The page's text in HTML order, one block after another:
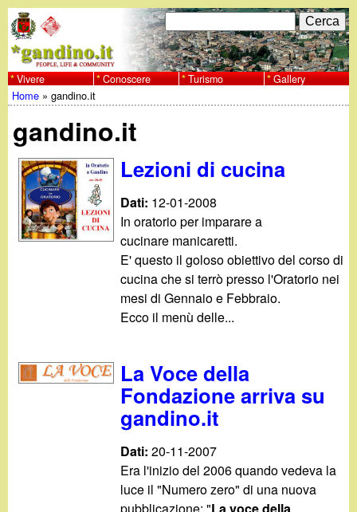
al
contenuto
w
w
w
g
d
F
o
r
d
i
r
i
c
e
c
a
C
e
r
c
Vivere Conoscere Turismo Gallery
sei
qui
Home »gandino.it
gandino.it
Lezioni di cucina
Dati: 12-01-2008
In oratorio per imparare a
cucinare manicaretti.
E' questo il goloso obiettivo del corso di
cucina che si terrò presso l'Oratorio nei
mesi di Gennaio e Febbraio.
Ecco il menù delle...
La Voce della
Fondazione arriva su
gandino.it
Dati:20-11-2007
Era l'inizio del 2006 quando vedeva la
luce il "Numero zero" di una nuova
pubblicazione: "La voce della